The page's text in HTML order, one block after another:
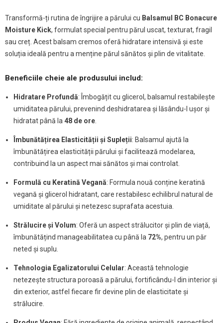
Transformă-ți rutina de îngrijire a părului cu Balsamul BC Bonacure
Moisture Kick, formulat special pentru părul uscat, texturat, fragil
sau creț. Acest balsam cremos oferă hidratare intensivă și este
soluția ideală pentru a menține părul sănătos și plin de vitalitate.
Beneficiile cheie ale produsului includ:
Hidratare Profundă: Îmbogățit cu glicerol, balsamul restabilește
umiditatea părului, prevenind deshidratarea și lăsându-l ușor și
hidratat până la48 de ore.
Îmbunătățirea Elasticității și Supleții: Balsamul ajută la
îmbunătățirea elasticității părului și facilitează modelarea,
contribuind la un aspect mai sănătos și mai controlat.
Formulă cu Keratină Vegană: Formula nouă conține keratină
vegană și glicerol hidratant, care restabilesc echilibrul natural de
umiditate al părului și netezesc suprafata acestuia.
Strălucire și Volum: Oferă un aspect strălucitor și plin de viață,
îmbunătățind manageabilitatea cu până la 72%, pentru un păr
neted și suplu.
Tehnologia Egalizatorului Celular: Această tehnologie
netezește structura poroasă a părului, fortificându-l din interior și
din exterior, astfel fiecare fir devine plin de elasticitate și
strălucire.